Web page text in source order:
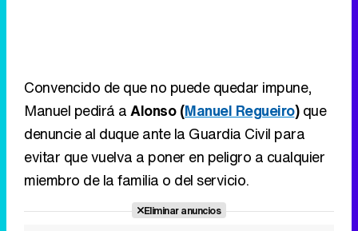
Convencido de que no puede quedar impune,
Manuel pedirá aAlonso (Manuel Regueiro)que
denuncie al duque ante la Guardia Civil para
evitar que vuelva a poner en peligro a cualquier
miembro de la familia o del servicio.
Eliminar anuncios